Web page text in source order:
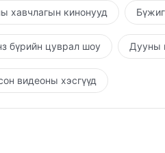
миний хийдэг бүхнийг
өмнө байлгах боломж
цагт Танаас урвавал
намайг бүү өршөө!”
бол хулчгар бөгөөд
уу? Хэрэв үнэхээр
шийдвэр байгаа бол
тодорхойлдог. Энэ нь
хавчлагын кинонууд
бүрийн цуврал шоу Дууны
видеоны хэсгүүд